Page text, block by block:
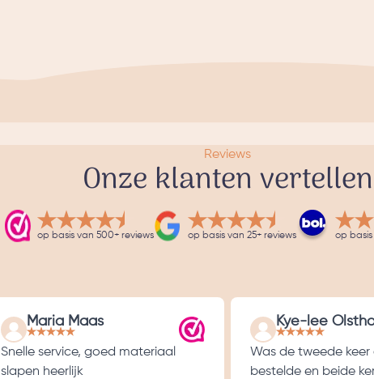
Reviews
Onze klanten vertellen
op basis van 500+ reviews op basis van 25+ reviews op basis
Maria Maas
Snelle service, goed materiaal
slapen heerlijk
Kye-lee
Was de tweede
bestelde en beide